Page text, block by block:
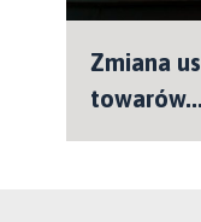
Zmiana
towarów...